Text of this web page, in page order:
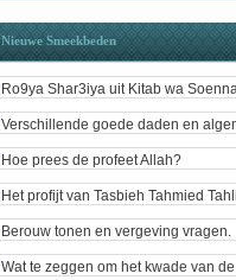
Nieuwe Smeekbeden
Ro9ya Shar3iya uit Kitab wa
Verschillende goede daden en
Hoe prees de profeet Allah?
Het profijt van Tasbieh Tahmied
Berouw tonen en vergeving vragen.
Wat te zeggen om het kwade van